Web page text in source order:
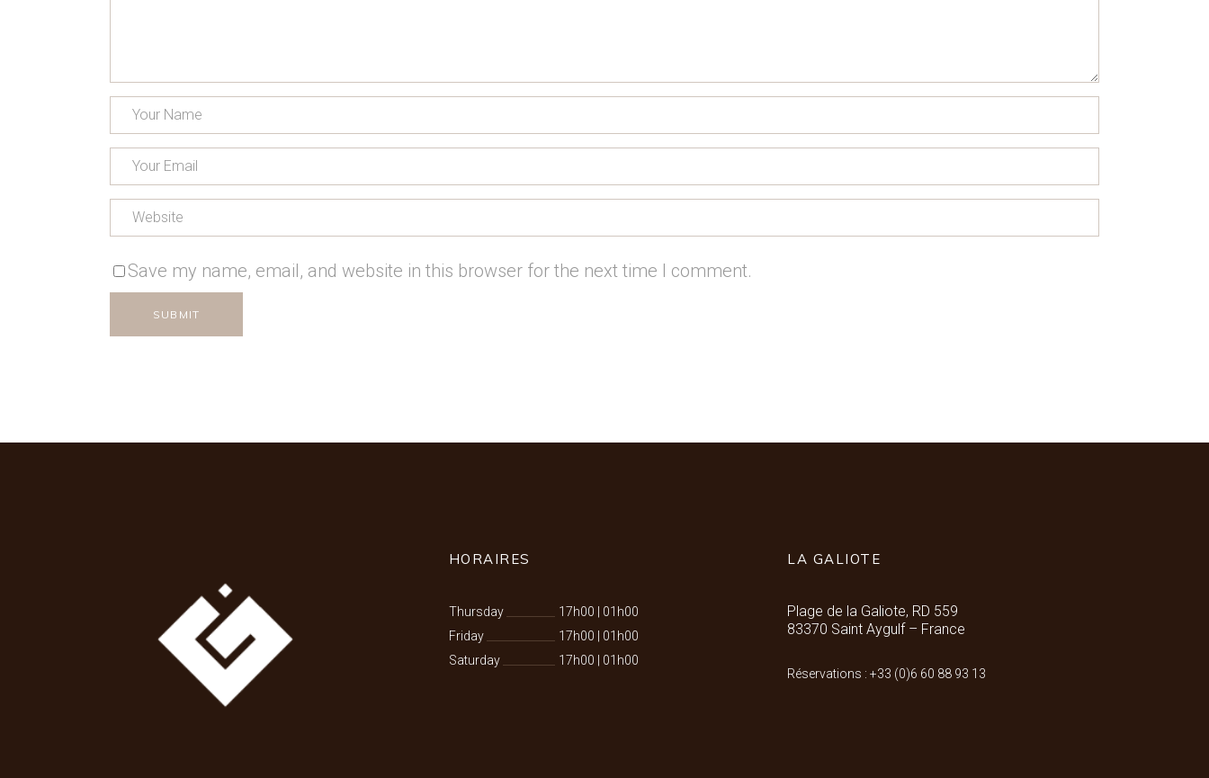
Save my name, email, and website in this browser for the next time I comment.
HORAIRES
Thursday 17h00
01h00
Friday
17h00
01h00
Saturday
17h00 01h00
LA GALIOTE
Plage de la Galiote, RD 559
83370 Saint Aygulf – France
Réservations : +33 (0)6 60 88 93 13